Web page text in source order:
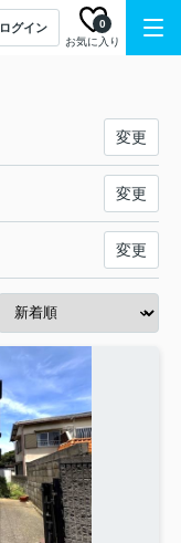
ログイン
お気に入り
0
変更
変更
変更